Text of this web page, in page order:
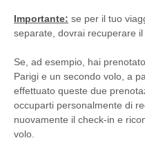
Importante: se per il tuo
separate, dovrai recuperare
Se, ad esempio, hai
Parigi e un secondo volo, a
effettuato queste due
occuparti personalmente di
nuovamente il check-in e
volo.